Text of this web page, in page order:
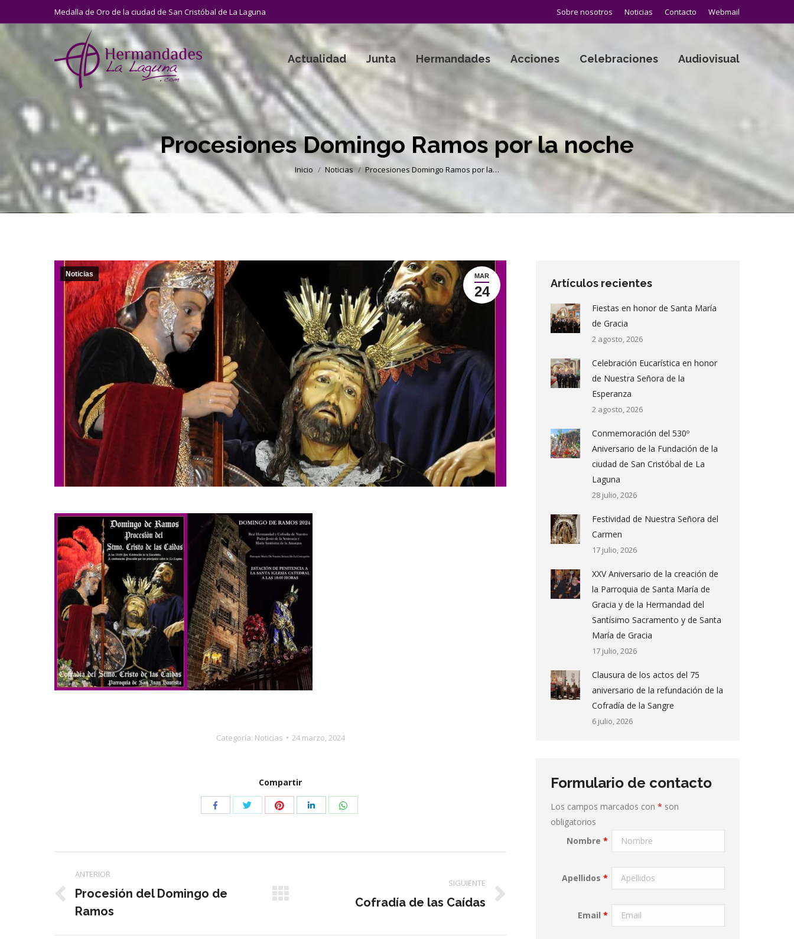
Medalla de Oro de la ciudad de San Cristóbal de La Laguna Sobre nosotros Noticias Contacto Webmail
Actualidad Junta Hermandades Acciones Celebraciones Audiovisual
Procesiones Domingo Ramos por la noche
Estás aquí:
Inicio Noticias Procesiones Domingo Ramos por la…
MAR
24
Noticias
Categoría: Noticias 24 marzo, 2024
Compartir
CompartirCompartirCompartirCompartirCompartir
Navegación
entre
publicaciones
ANTERIOR
Publicación
anterior:
Procesión del Domingo de
Ramos
SIGUIENTE
PublicaciónCofradía de las Caídas
Artículos recientes
Fiestas en honor de Santa María
de Gracia
2 agosto, 2026
Celebración Eucarística en honor
de Nuestra Señora de la
Esperanza
2 agosto, 2026
Conmemoración del 530º
Aniversario de la Fundación de la
ciudad de San Cristóbal de La
Laguna
28 julio, 2026
Festividad de Nuestra Señora del
Carmen
17 julio, 2026
XXV Aniversario de la creación de
la Parroquia de Santa María de
Gracia y de la Hermandad del
Santísimo Sacramento y de Santa
María de Gracia
17 julio, 2026
Clausura de los actos del 75
aniversario de la refundación de la
Cofradía de la Sangre
6 julio, 2026
Formulario de contacto
Los campos marcados con * son
obligatorios
Nombre*
Apellidos*
Email*